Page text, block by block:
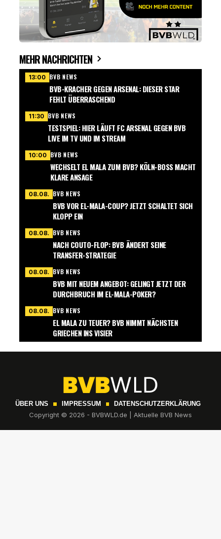
MEHR NACHRICHTEN
13:00 BVB NEWS
BVB-KRACHER GEGEN ARSENAL: DIESER STAR
FEHLT ÜBERRASCHEND
11:30 BVB NEWS
TESTSPIEL: HIER LÄUFT FC ARSENAL GEGEN BVB
LIVE IM TV UND IM STREAM
10:00 BVB NEWS
WECHSELT EL MALA ZUM BVB? KÖLN-BOSS MACHT
KLARE ANSAGE
08.08. BVB NEWS
BVB VOR EL-MALA-COUP? JETZT SCHALTET SICH
KLOPP EIN
08.08. BVB NEWS
NACH COUTO-FLOP: BVB ÄNDERT SEINE
TRANSFER-STRATEGIE
08.08. BVB NEWS
BVB MIT NEUEM ANGEBOT: GELINGT JETZT DER
DURCHBRUCH IM EL-MALA-POKER?
08.08. BVB NEWS
EL MALA ZU TEUER? BVB NIMMT NÄCHSTEN
GRIECHEN INS VISIER
ÜBER UNS IMPRESSUM DATENSCHUTZERKLÄRUNG
Copyright © 2026 - BVBWLD.de | Aktuelle BVB News